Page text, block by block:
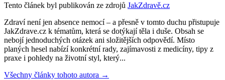
Tento článek byl publikován ze zdrojů JakZdravě.cz
Zdraví není jen absence nemocí – a přesně v tomto duchu přistupuje
JakZdrave.cz k tématům, která se dotýkají těla i duše. Obsah se
nebojí jednoduchých otázek ani složitějších odpovědí. Místo
planých hesel nabízí konkrétní rady, zajímavosti z medicíny, tipy z
praxe i pohledy na životní styl, který...
Všechny články tohoto autora →